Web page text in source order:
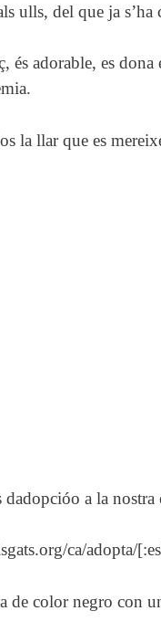
ulls, del que ja
és adorable, es
la llar que es
dadopcióo a la
ca/adopta/
de color negro con